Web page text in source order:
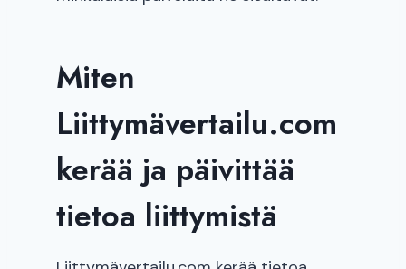
Miten
Liittymävertailu.com
kerää ja päivittää
tietoa liittymistä